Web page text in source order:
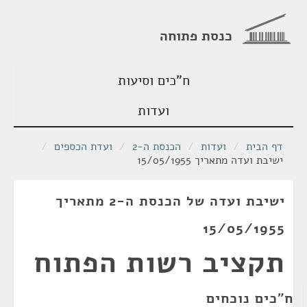
כנסת פתוחה
ח"כים וסיעות
ועדות
דף הבית / ועדות / הכנסת ה-2 / ועדת הכספים /
ישיבת ועדה מתאריך 15/05/1955
ישיבת ועדה של הכנסת ה-2 מתאריך
15/05/1955
תקציב רשות הפתוח
ח"כים נוכחים